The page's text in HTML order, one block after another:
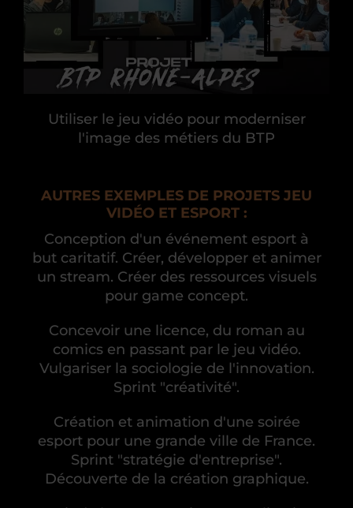
Utiliser le jeu vidéo pour moderniser
l'image des métiers du BTP
AUTRES EXEMPLES DE PROJETS JEU
VIDÉO ET ESPORT :
Conception d'un événement esport à
but caritatif. Créer, développer et animer
un stream. Créer des ressources visuels
pour game concept.
Concevoir une licence, du roman au
comics en passant par le jeu vidéo.
Vulgariser la sociologie de l'innovation.
Sprint "créativité".
Création et animation d'une soirée
esport pour une grande ville de France.
Sprint "stratégie d'entreprise".
Découverte de la création graphique.